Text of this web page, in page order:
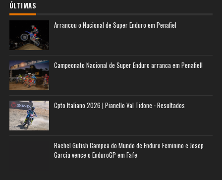
ÚLTIMAS
Arrancou o Nacional de Super Enduro em Penafiel
Campeonato Nacional de Super Enduro arranca em Penafiel!
Cpto Italiano 2026 | Pianello Val Tidone - Resultados
Rachel Gutish Campeã do Mundo de Enduro Feminino e Josep
Garcia vence o EnduroGP em Fafe